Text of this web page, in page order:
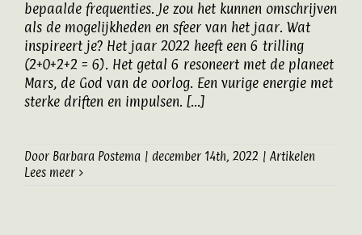
bepaalde frequenties. Je zou het kunnen omschrijven
als de mogelijkheden en sfeer van het jaar. Wat
inspireert je? Het jaar 2022 heeft een 6 trilling
(2+0+2+2 = 6). Het getal 6 resoneert met de planeet
Mars, de God van de oorlog. Een vurige energie met
sterke driften en impulsen. [...]
Door Barbara Postema | december 14th, 2022 | Artikelen
Lees meer